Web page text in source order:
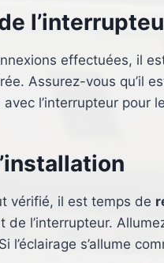
effectuées, il
Assurez-vous qu’il
l’interrupteur pour
vérifié, il est temps de
de l’interrupteur.
l’éclairage s’allume